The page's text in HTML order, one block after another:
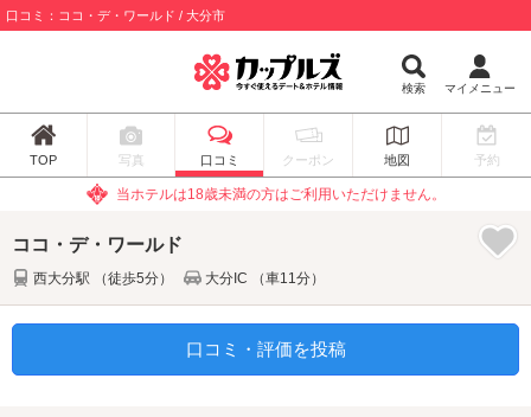
口コミ：ココ・デ・ワールド / 大分市
検索 マイメニュー
TOP 写真 口コミ クーポン 地図 予約
当ホテルは18歳未満の方はご利用いただけません。
ココ・デ・ワールド
西大分駅 （徒歩5分） 大分IC （車11分）
口コミ・評価を投稿